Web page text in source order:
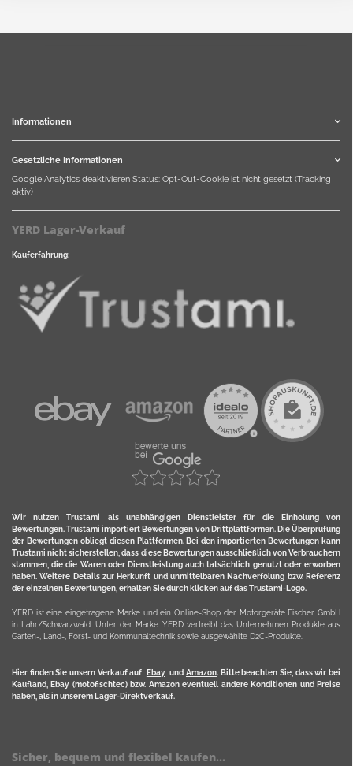
Informationen
Gesetzliche Informationen
Google Analytics deaktivieren Status: Opt-Out-Cookie ist nicht gesetzt (Tracking
aktiv)
YERD Lager-Verkauf
Kauferfahrung:
Wir nutzen Trustami als unabhängigen Dienstleister für die Einholung von
Bewertungen. Trustami importiert Bewertungen von Drittplattformen. Die Überprüfung
der Bewertungen obliegt diesen Plattformen. Bei den importierten Bewertungen kann
Trustami nicht sicherstellen, dass diese Bewertungen ausschließlich von Verbrauchern
stammen, die die Waren oder Dienstleistung auch tatsächlich genutzt oder erworben
haben. Weitere Details zur Herkunft und unmittelbaren Nachverfolung bzw. Referenz
der einzelnen Bewertungen, erhalten Sie durch klicken auf das Trustami-Logo.
YERD ist eine eingetragene Marke und ein Online-Shop der Motorgeräte Fischer GmbH
in Lahr/Schwarzwald. Unter der Marke YERD vertreibt das Unternehmen Produkte aus
Garten-, Land-, Forst- und Kommunaltechnik sowie ausgewählte D2C-Produkte.
Hier finden Sie unsern Verkauf auf Ebayund Amazon. Bitte beachten Sie, dass wir bei
Kaufland, Ebay (motofischtec) bzw. Amazon eventuell andere Konditionen und Preise
haben, als in unserem Lager-Direktverkauf.
Sicher, bequem und flexibel kaufen...